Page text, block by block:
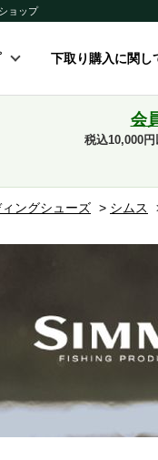
ョップ
下取り購入に関し
会
税込10,000
ングシューズ > シムス